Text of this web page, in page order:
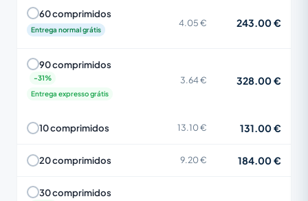
60 comprimidos
Entrega normal grátis
4.05 € 243.00 €
90 comprimidos
Entrega expresso grátis
3.64 € 328.00 €
10 comprimidos 13.10 € 131.00 €
20 comprimidos 9.20 € 184.00 €
30 comprimidos